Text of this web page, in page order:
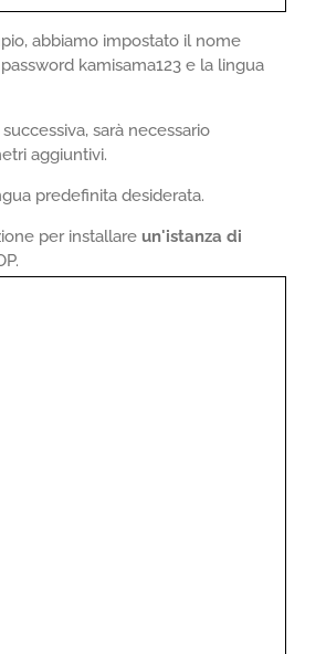
abbiamo impostato il nome
kamisama123 e la lingua
sarà necessario
aggiuntivi.
predefinita desiderata.
per installare un'istanza di